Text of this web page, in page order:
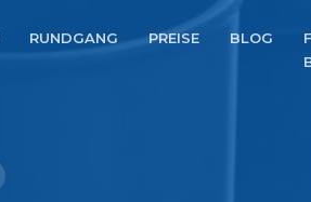
RUNDGANG PREISE BLOG